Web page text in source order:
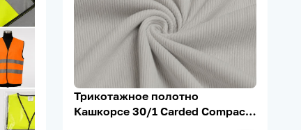
Трикотажное полотно
Кашкорсе 30/1 Carded Compact,